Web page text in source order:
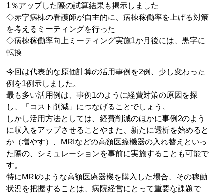
1％アップした際の試算結果も掲示しました
◇赤字病棟の看護師が自主的に、病棟稼働率を上げる対策
を考えるミーティングを行った
◇病棟稼働率向上ミーティング実施1か月後には、黒字に
転換
今回は代表的な原価計算の活用事例を2例、少し変わった
例を1例示しました。
最も多い活用例は、事例1のように経費対策の原因を探
し、「コスト削減」につなげることでしょう。
しかし活用方法としては、経費削減のほかに事例2のよう
に収入をアップさせることやまた、新たに透析を始めると
か（増やす）、MRIなどの高額医療機器の入れ替えといっ
た際の、シミュレーションを事前に実施することも可能で
す。
特にMRIのような高額医療器機を購入した場合、その稼働
状況を把握することは、病院経営にとって重要な課題で